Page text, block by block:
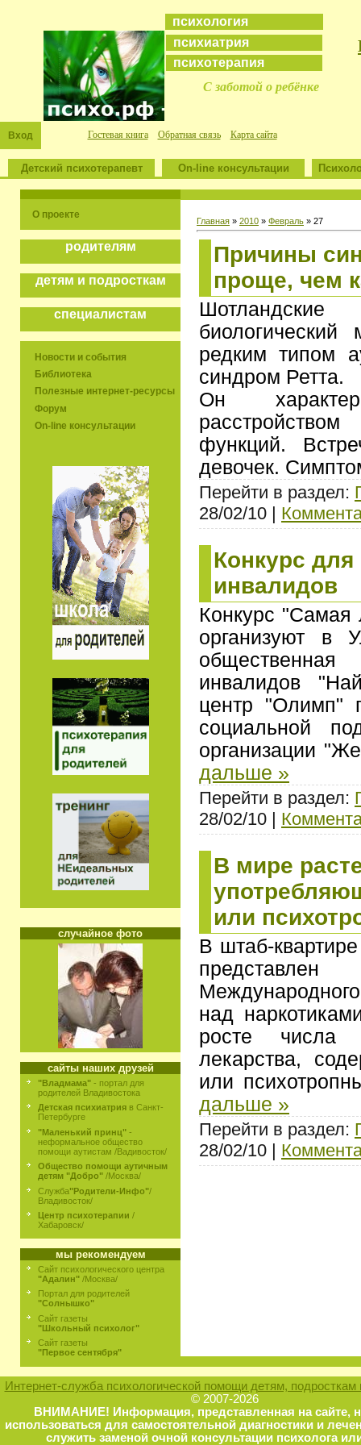
психология
психиатрия
психотерапия
С заботой о ребёнке
Вход Гостевая книга Обратная связь Карта сайта
Детский психотерапевт On-line консультации
О проекте
родителям
детям и подросткам
специалистам
Новости и события
Библиотека
Полезные интернет-ресурсы
Форум
On-line консультации
случайное фото
сайты наших друзей
"Владмама" - портал для
родителей Владивостока
Детская психиатрия в Санкт-
Петербурге
"Маленький принц" -
неформальное общество
помощи аутистам /Вадивосток/
Общество помощи аутичным
детям "Добро" /Москва/
Служба"Родители-Инфо"/
Владивосток/
Центр психотерапии /
Хабаровск/
мы рекомендуем
Сайт психологического центра
"Адалин" /Москва/
Портал для родителей
"Солнышко"
Сайт газеты
"Школьный психолог"
Сайт газеты
"Первое сентября"
Главная » 2010 » Февраль » 27
Причины
проще, чем
редким типом
синдром Ретта.
Он
функций.
девочек.
Перейти в раздел:
28/02/10 |
Конкурс
инвалидов
Конкурс
организуют в
инвалидов
центр "Олимп"
социальной
организации
дальше »
Перейти в раздел:
28/02/10 |
В мире
или
В штаб-
над
росте числа
лекарства,
или
дальше »
Перейти в раздел:
28/02/10 |
Интернет-служба психологической помощи детям, подросткам
© 2007-2026
ВНИМАНИЕ! Информация, представленная на сайте,
использоваться для самостоятельной диагностики и
служить заменой очной консультации психолога